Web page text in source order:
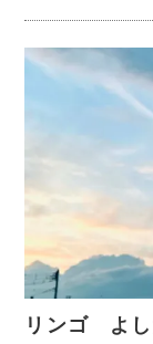
リンゴ よ